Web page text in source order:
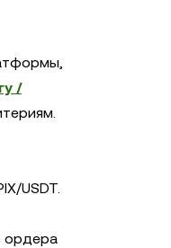
/
USDT.
ордера